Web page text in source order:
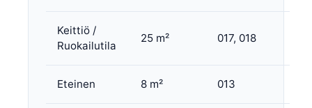
Keittiö /
Ruokailutila
25 m² 017, 018
Eteinen 8 m² 013